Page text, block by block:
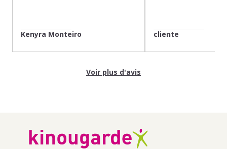
Kenyra Monteiro cliente
Voir plus d'avis